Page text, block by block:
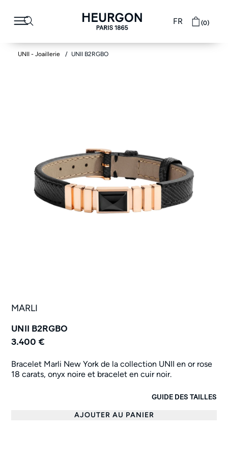
FR (0)
UNII - Joaillerie UNII B2RGBO
MARLI
UNII B2RGBO
3.400 €
Bracelet Marli New York de la collection UNII en or rose
18 carats, onyx noire et bracelet en cuir noir.
GUIDE DES TAILLES
AJOUTER AU PANIER